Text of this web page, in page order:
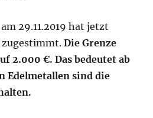
dem
zu
tun?
29.11.2019 hat jetzt
zugestimmt.Die Grenze
2.000 €. Das bedeutet ab
Edelmetallen sind die